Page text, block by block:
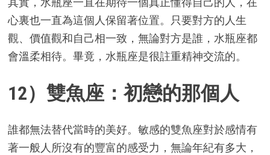
心裏也一直為這個人保留著位置。只要對方的人生
觀、價值觀和自己相一致，無論對方是誰，水瓶座都
會溫柔相待。畢竟，水瓶座是很註重精神交流的。
12）雙魚座：初戀的那個人
誰都無法替代當時的美好。敏感的雙魚座對於感情有
著一般人所沒有的豐富的感受力，無論年紀有多大，